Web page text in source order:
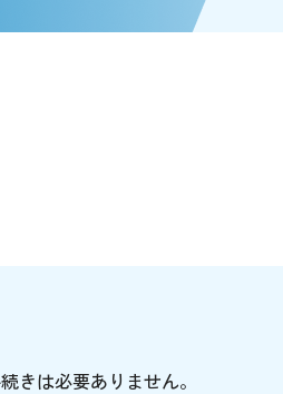
きは必要ありません。